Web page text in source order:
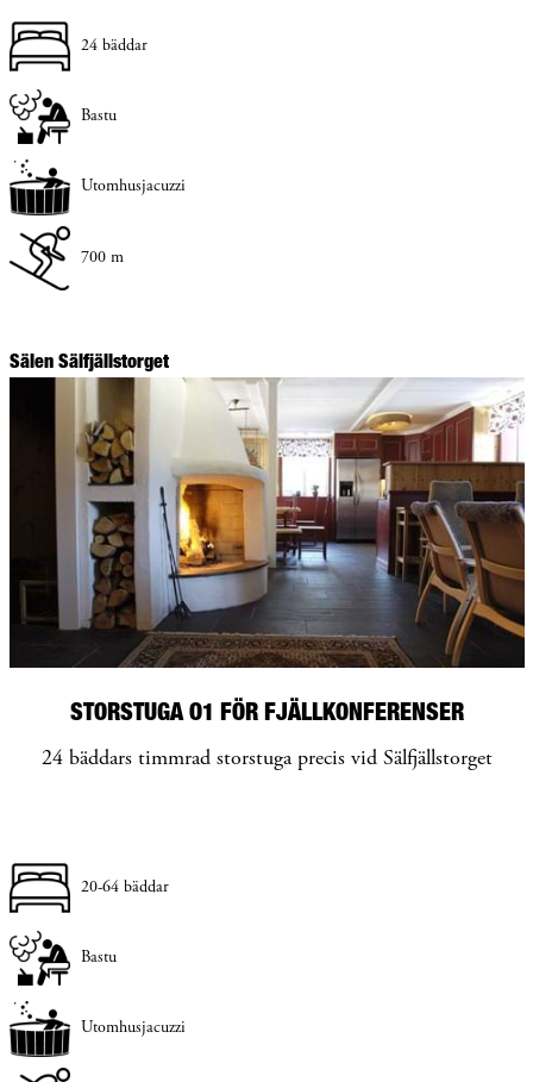
24 bäddar
Bastu
Utomhusjacuzzi
700 m
Sälen Sälfjällstorget
STORSTUGA O1 FÖR FJÄLLKONFERENSER
24 bäddars timmrad storstuga precis vid Sälfjällstorget
20-64 bäddar
Bastu
Utomhusjacuzzi